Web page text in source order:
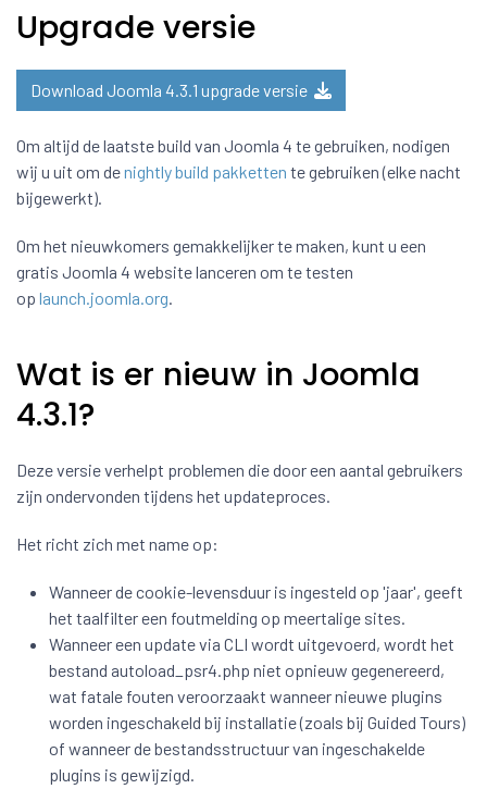
Upgrade versie
Download Joomla 4.3.1 upgrade versie
Om altijd de laatste build van Joomla 4 te gebruiken, nodigen
wij u uit om denightly build pakketten te gebruiken (elke nacht
bijgewerkt).
Om het nieuwkomers gemakkelijker te maken, kunt u een
gratis Joomla 4 website lanceren om te testen
op launch.joomla.org.
Wat is er nieuw in Joomla
4.3.1?
Deze versie verhelpt problemen die door een aantal gebruikers
zijn ondervonden tijdens het updateproces.
Het richt zich met name op:
Wanneer de cookie-levensduur is ingesteld op 'jaar', geeft
het taalfilter een foutmelding op meertalige sites.
Wanneer een update via CLI wordt uitgevoerd, wordt het
bestand autoload_psr4.php niet opnieuw gegenereerd,
wat fatale fouten veroorzaakt wanneer nieuwe plugins
worden ingeschakeld bij installatie (zoals bij Guided Tours)
of wanneer de bestandsstructuur van ingeschakelde
plugins is gewijzigd.